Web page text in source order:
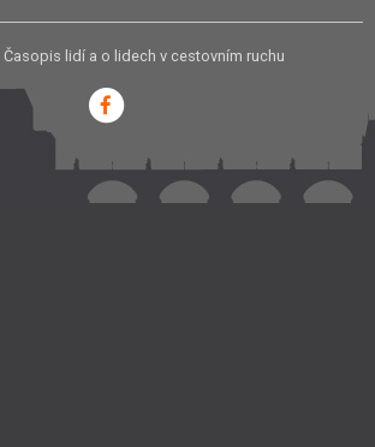
Časopis lidí a o lidech v cestovním ruchu